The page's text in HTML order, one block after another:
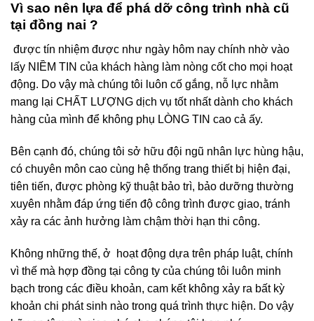
Vì sao nên lựa để phá dỡ công trình nhà cũ
tại đồng nai ?
được tín nhiệm được như ngày hôm nay chính nhờ vào
lấy NIỀM TIN của khách hàng làm nòng cốt cho mọi hoạt
động. Do vậy mà chúng tôi luôn cố gắng, nỗ lực nhằm
mang lại CHẤT LƯỢNG dịch vụ tốt nhất dành cho khách
hàng của mình để không phụ LÒNG TIN cao cả ấy.
Bên cạnh đó, chúng tôi sở hữu đội ngũ nhân lực hùng hậu,
có chuyên môn cao cùng hệ thống trang thiết bị hiện đại,
tiên tiến, được phòng kỹ thuật bảo trì, bảo dưỡng thường
xuyên nhằm đáp ứng tiến độ công trình được giao, tránh
xảy ra các ảnh hưởng làm chậm thời hạn thi công.
Không những thế, ở hoạt động dựa trên pháp luật, chính
vì thế mà hợp đồng tại công ty của chúng tôi luôn minh
bạch trong các điều khoản, cam kết không xảy ra bất kỳ
khoản chi phát sinh nào trong quá trình thực hiện. Do vậy